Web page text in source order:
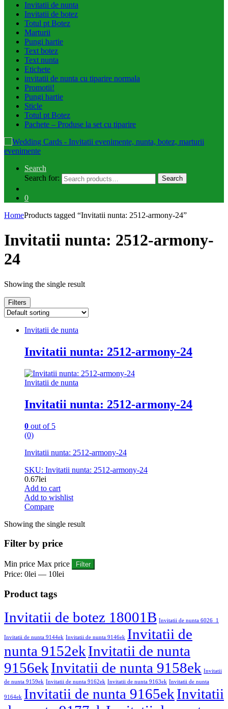
Invitatii de nunta
Invitatii de botez
Totul pt Botez
Marturii
Pungi hartie
Text botez
Text nunta
Etichete
invitatii de nunta cu tiparire normala
Promotii!
Pungi hartie
Sticle
Totul pt Botez
Pachete – Produse la set cu tiparire
Search
Search for:
Search
0
HomeProducts tagged “Invitatii nunta: 2512-armony-24”
Invitatii nunta: 2512-armony-
24
Showing the single result
Filters
Invitatii de nunta
Invitatii nunta: 2512-armony-24
Invitatii de nunta
Invitatii nunta: 2512-armony-24
0 out of 5
(0)
Invitatii nunta: 2512-armony-24
SKU: Invitatii nunta: 2512-armony-24
0.67lei
Add to cart
Add to wishlist
Compare
Showing the single result
Filter by price
Min price Max price Filter
Price: 0lei — 10lei
Product tags
Invitatii de botez 18001B Invitatii de nunta 6026_1
Invitatii de nunta 9144ek Invitatii de nunta 9146ek Invitatii de
nunta 9152ekInvitatii de nunta
9156ekInvitatii de nunta 9158ek Invitatii
de nunta 9159ek Invitatii de nunta 9162ek Invitatii de nunta 9163ek Invitatii de nunta
9164ek Invitatii de nunta 9165ekInvitatii